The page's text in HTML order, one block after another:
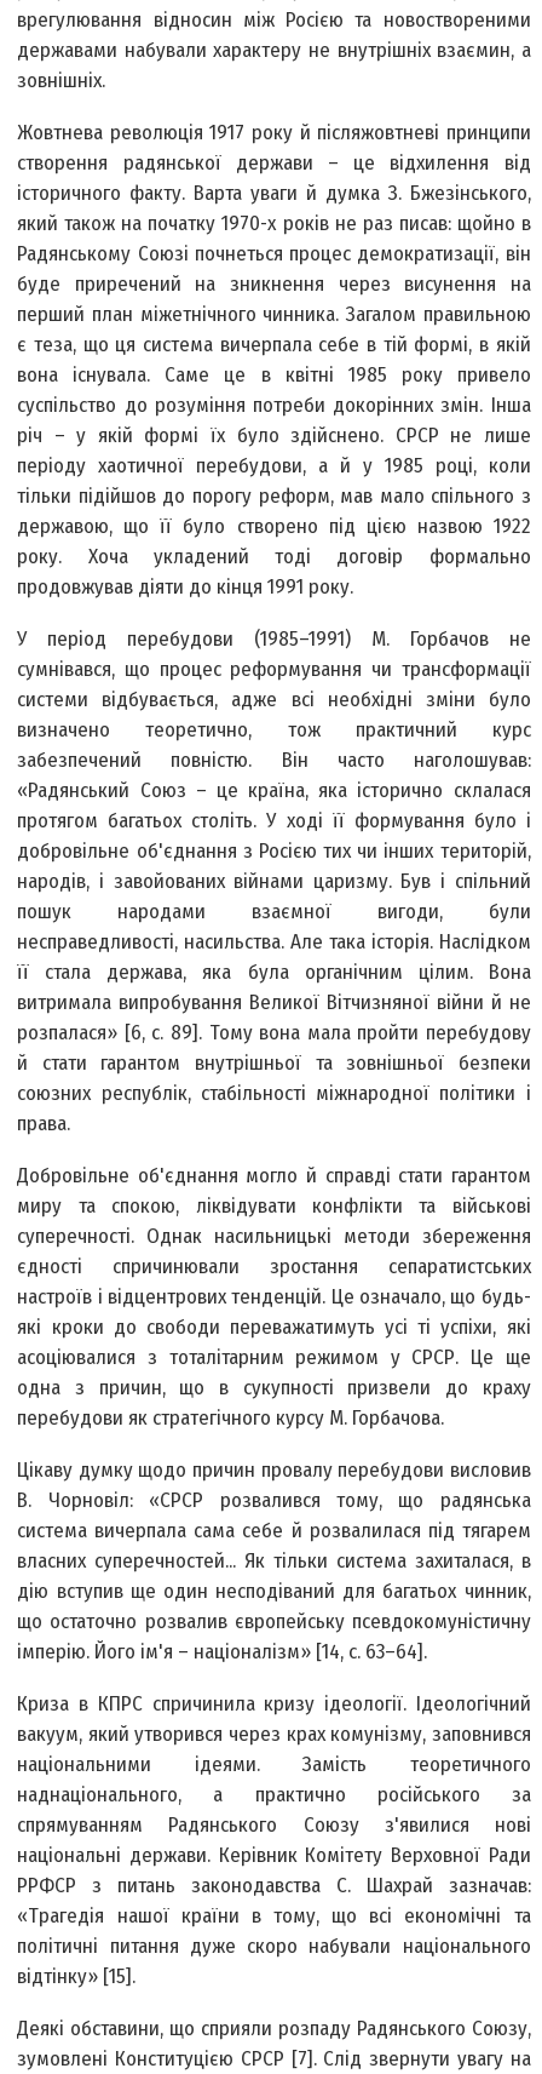
врегулювання відносин між Росією та новоствореними
державами набували характеру не внутрішніх взаємин, а
зовнішніх.
Жовтнева революція 1917 року й післяжовтневі принципи
створення радянської держави – це відхилення від
історичного факту. Варта уваги й думка З. Бжезінського,
який також на початку 1970-х років не раз писав: щойно в
Радянському Союзі почнеться процес демократизації, він
буде приречений на зникнення через висунення на
перший план міжетнічного чинника. Загалом правильною
є теза, що ця система вичерпала себе в тій формі, в якій
вона існувала. Саме це в квітні 1985 року привело
суспільство до розуміння потреби докорінних змін. Інша
річ – у якій формі їх було здійснено. СРСР не лише
періоду хаотичної перебудови, а й у 1985 році, коли
тільки підійшов до порогу реформ, мав мало спільного з
державою, що її було створено під цією назвою 1922
року. Хоча укладений тоді договір формально
продовжував діяти до кінця 1991 року.
У період перебудови (1985–1991) М. Горбачов не
сумнівався, що процес реформування чи трансформації
системи відбувається, адже всі необхідні зміни було
визначено теоретично, тож практичний курс
забезпечений повністю. Він часто наголошував:
«Радянський Союз – це країна, яка історично склалася
протягом багатьох століть. У ході її формування було і
добровільне об'єднання з Росією тих чи інших територій,
народів, і завойованих війнами царизму. Був і спільний
пошук народами взаємної вигоди, були
несправедливості, насильства. Але така історія. Наслідком
її стала держава, яка була органічним цілим. Вона
витримала випробування Великої Вітчизняної війни й не
розпалася» [6, с. 89]. Тому вона мала пройти перебудову
й стати гарантом внутрішньої та зовнішньої безпеки
союзних республік, стабільності міжнародної політики і
права.
Добровільне об'єднання могло й справді стати гарантом
миру та спокою, ліквідувати конфлікти та військові
суперечності. Однак насильницькі методи збереження
єдності спричинювали зростання сепаратистських
настроїв і відцентрових тенденцій. Це означало, що будь-
які кроки до свободи переважатимуть усі ті успіхи, які
асоціювалися з тоталітарним режимом у СРСР. Це ще
одна з причин, що в сукупності призвели до краху
перебудови як стратегічного курсу М. Горбачова.
Цікаву думку щодо причин провалу перебудови висловив
В. Чорновіл: «СРСР розвалився тому, що радянська
система вичерпала сама себе й розвалилася під тягарем
власних суперечностей... Як тільки система захиталася, в
дію вступив ще один несподіваний для багатьох чинник,
що остаточно розвалив європейську псевдокомуністичну
імперію. Його ім'я – націоналізм» [14, с. 63–64].
Криза в КПРС спричинила кризу ідеології. Ідеологічний
вакуум, який утворився через крах комунізму, заповнився
національними ідеями. Замість теоретичного
наднаціонального, а практично російського за
спрямуванням Радянського Союзу з'явилися нові
національні держави. Керівник Комітету Верховної Ради
РРФСР з питань законодавства С. Шахрай зазначав:
«Трагедія нашої країни в тому, що всі економічні та
політичні питання дуже скоро набували національного
відтінку» [15].
Деякі обставини, що сприяли розпаду Радянського Союзу,
зумовлені Конституцією СРСР [7]. Слід звернути увагу на